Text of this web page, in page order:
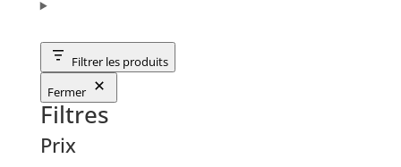
Filtrer les produits
Fermer
Filtres
Prix